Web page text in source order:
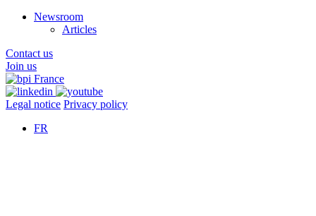
Newsroom
Articles
Contact us
Join us
Legal notice Privacy policy
FR